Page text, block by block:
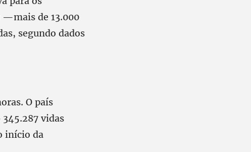
—mais de 13.000
segundo dados
O país
vidas
início da